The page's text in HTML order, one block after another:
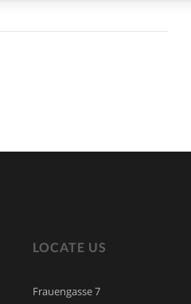
LOCATE US
Frauengasse 7